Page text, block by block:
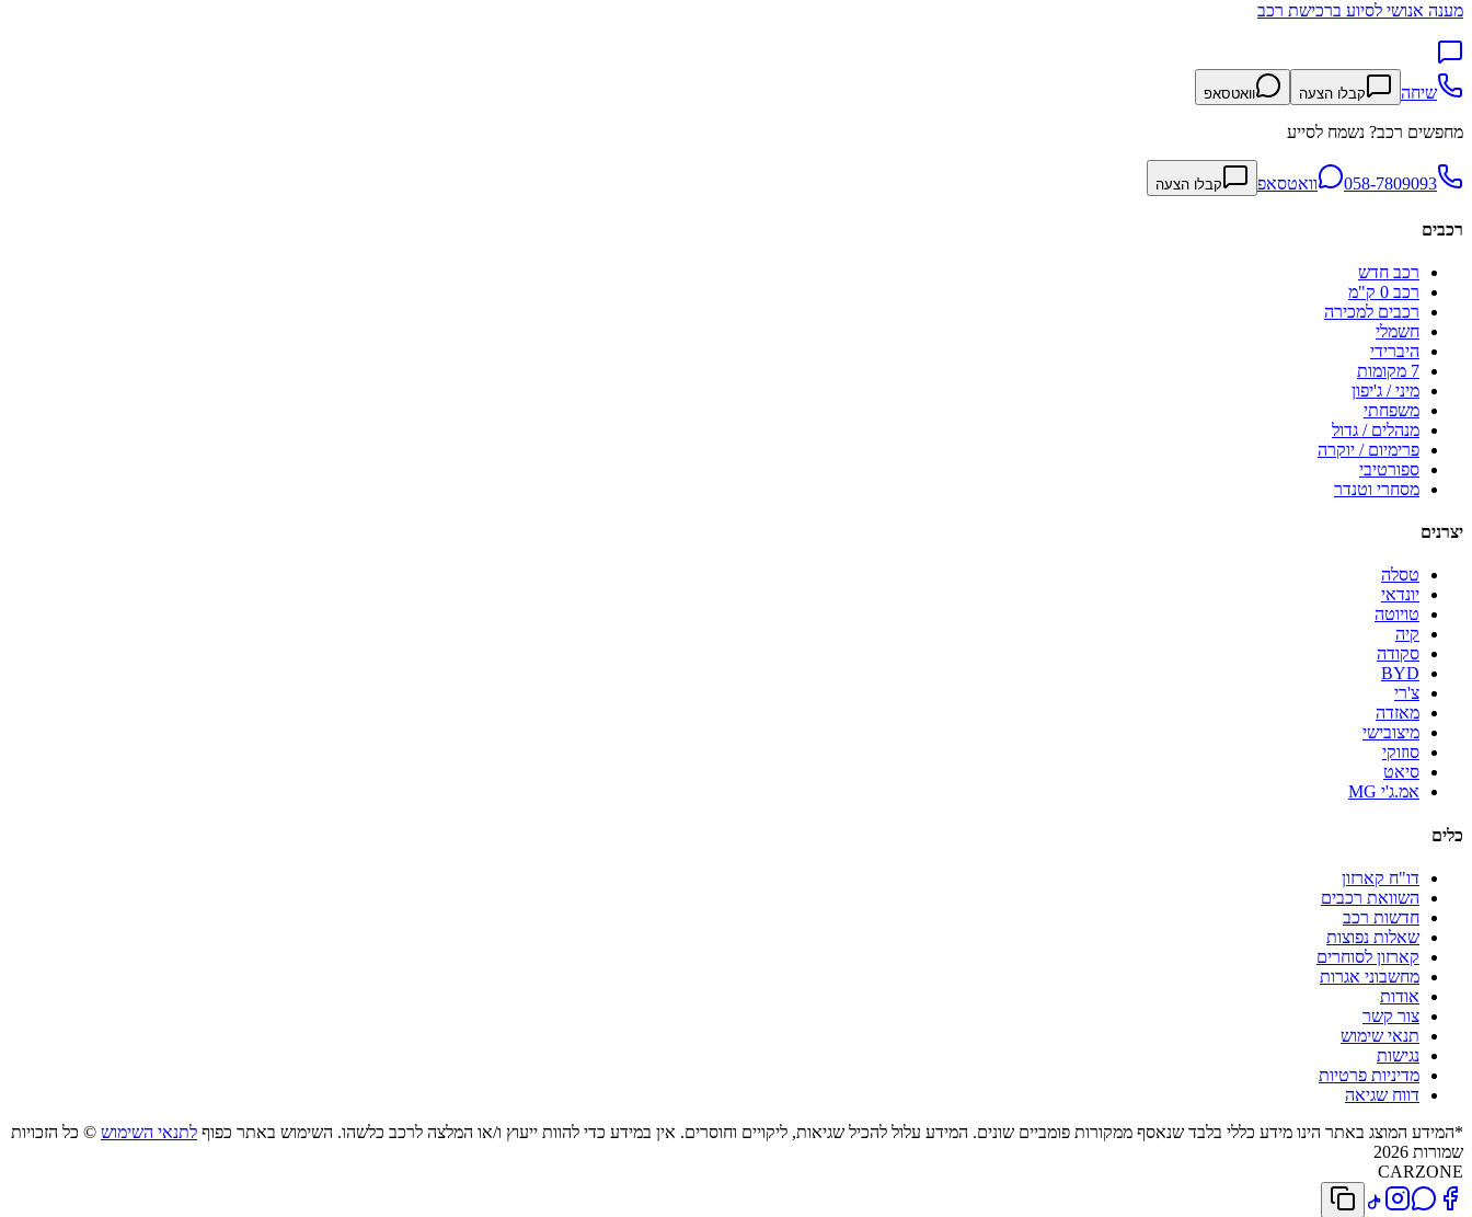
מענה אנושי לסיוע ברכישת רכב
שיחה קבלו הצעה וואטסאפ
מחפשים רכב? נשמח לסייע
058-7809093 וואטסאפ קבלו הצעה
רכבים
רכב חדש
רכב 0 ק"מ
רכבים למכירה
חשמלי
היברידי
7 מקומות
מיני / ג'יפון
משפחתי
מנהלים / גדול
פרימיום / יוקרה
ספורטיבי
מסחרי וטנדר
יצרנים
טסלה
יונדאי
טויוטה
קיה
סקודה
BYD
צ'רי
מאזדה
מיצובישי
סוזוקי
סיאט
אמ.ג'י MG
כלים
דו"ח קארזון
השוואת רכבים
חדשות רכב
שאלות נפוצות
קארזון לסוחרים
מחשבוני אגרות
אודות
צור קשר
תנאי שימוש
נגישות
מדיניות פרטיות
דווח שגיאה
*המידע המוצג באתר הינו מידע כללי בלבד שנאסף ממקורות פומביים שונים. המידע עלול להכיל שגיאות, ליקויים וחוסרים. אין במידע כדי להוות ייעוץ ו/או המלצה לרכב כלשהו. השימוש באתר כפוף לתנאי השימוש © כל הזכויות
שמורות 2026
CARZONE